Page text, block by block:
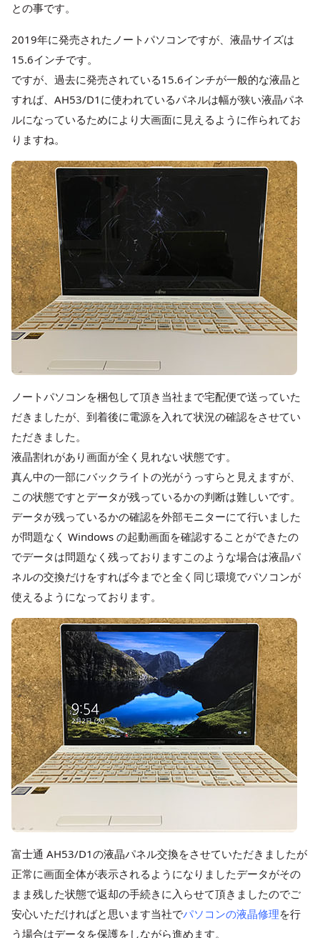
との事です。
2019年に発売されたノートパソコンですが、液晶サイズは
15.6インチです。
ですが、過去に発売されている15.6インチが一般的な液晶と
すれば、AH53/D1に使われているパネルは幅が狭い液晶パネ
ルになっているためにより大画面に見えるように作られてお
りますね。
ノートパソコンを梱包して頂き当社まで宅配便で送っていた
だきましたが、到着後に電源を入れて状況の確認をさせてい
ただきました。
液晶割れがあり画面が全く見れない状態です。
真ん中の一部にバックライトの光がうっすらと見えますが、
この状態ですとデータが残っているかの判断は難しいです。
データが残っているかの確認を外部モニターにて行いました
が問題なく Windows の起動画面を確認することができたの
でデータは問題なく残っておりますこのような場合は液晶パ
ネルの交換だけをすれば今までと全く同じ環境でパソコンが
使えるようになっております。
富士通 AH53/D1の液晶パネル交換をさせていただきましたが
正常に画面全体が表示されるようになりましたデータがその
まま残した状態で返却の手続きに入らせて頂きましたのでご
安心いただければと思います当社でパソコンの液晶修理を行
う場合はデータを保護をしながら進めます。